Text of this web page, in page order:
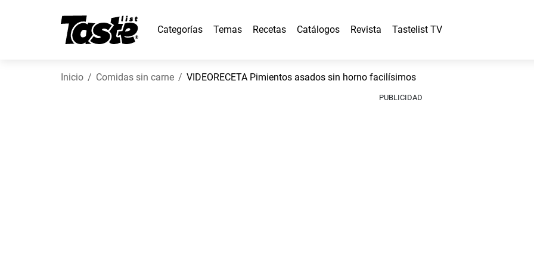
Categorías Temas Recetas Catálogos Revista Tastelist TV
Inicio Comidas sin carne VIDEORECETA Pimientos asados sin horno facilísimos
PUBLICIDAD